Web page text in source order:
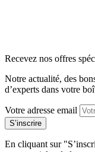
Recevez nos offres
Notre actualité, des
d’experts dans votre
Votre adresse email
En cliquant sur